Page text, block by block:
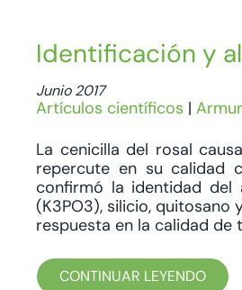
Identificación y
Junio 2017
Artículos científicos |
La cenicilla del rosal
repercute en su calidad
confirmó la identidad
(K3PO3), silicio,
respuesta en la calidad de
CONTINUAR LEYENDO